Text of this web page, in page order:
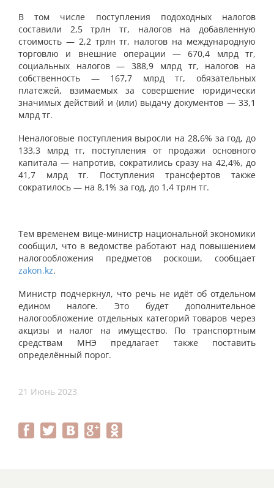
В том числе поступления подоходных налогов
составили 2,5 трлн тг, налогов на добавленную
стоимость — 2,2 трлн тг, налогов на международную
торговлю и внешние операции — 670,4 млрд тг,
социальных налогов — 388,9 млрд тг, налогов на
собственность — 167,7 млрд тг, обязательных
платежей, взимаемых за совершение юридически
значимых действий и (или) выдачу документов — 33,1
млрд тг.
Неналоговые поступления выросли на 28,6% за год, до
133,3 млрд тг, поступления от продажи основного
капитала — напротив, сократились сразу на 42,4%, до
41,7 млрд тг. Поступления трансфертов также
сократилось — на 8,1% за год, до 1,4 трлн тг.
Тем временем вице-министр национальной экономики
сообщил, что в ведомстве работают над повышением
налогообложения предметов роскоши, сообщает
zakon.kz.
Министр подчеркнул, что речь не идёт об отдельном
едином налоге. Это будет дополнительное
налогообложение отдельных категорий товаров через
акцизы и налог на имущество. По транспортным
средствам МНЭ предлагает также поставить
определённый порог.
21 Июнь 2023